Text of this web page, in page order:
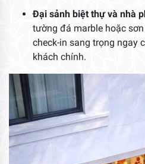
Đại sảnh biệt thự và nhà
tường đá marble hoặc
check-in sang trọng ngay
khách chính.